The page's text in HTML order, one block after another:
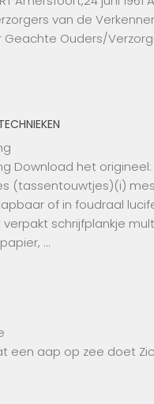
van de
Geachte Ouders/
Download het
(tassentouwtjes)(i)
of in foudraal
schrijfplankje
…
een aap op zee doet